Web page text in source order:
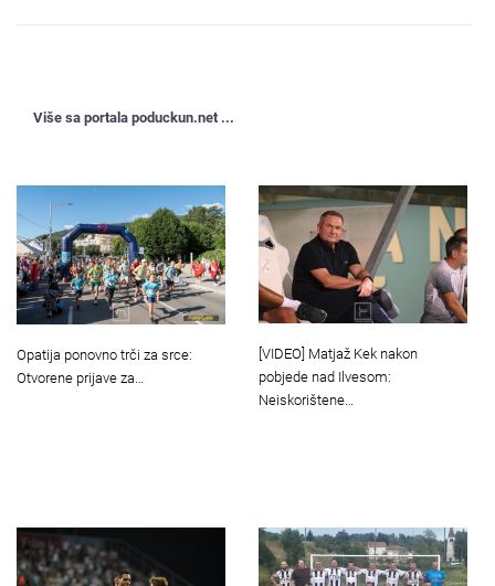
Više sa portala poduckun.net ...
Opatija ponovno trči za srce:
Otvorene prijave za…
[VIDEO] Matjaž Kek nakon
pobjede nad Ilvesom:
Neiskorištene…